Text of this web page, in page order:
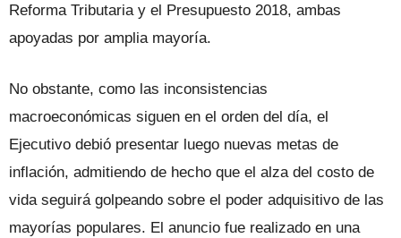
Reforma Tributaria y el Presupuesto 2018, ambas
apoyadas por amplia mayoría.
No obstante, como las inconsistencias
macroeconómicas siguen en el orden del día, el
Ejecutivo debió presentar luego nuevas metas de
inflación, admitiendo de hecho que el alza del costo de
vida seguirá golpeando sobre el poder adquisitivo de las
mayorías populares. El anuncio fue realizado en una